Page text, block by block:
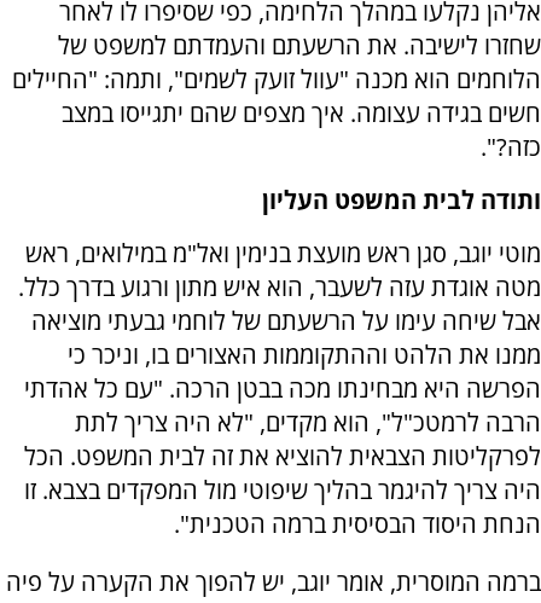
אליהן נקלעו במהלך הלחימה, כפי שסיפרו לו לאחר
שחזרו לישיבה. את הרשעתם והעמדתם למשפט של
הלוחמים הוא מכנה "עוול זועק לשמים", ותמה: "החיילים
חשים בגידה עצומה. איך מצפים שהם יתגייסו במצב
כזה?".
ותודה לבית המשפט העליון
מוטי יוגב, סגן ראש מועצת בנימין ואל"מ במילואים, ראש
מטה אוגדת עזה לשעבר, הוא איש מתון ורגוע בדרך כלל.
אבל שיחה עימו על הרשעתם של לוחמי גבעתי מוציאה
ממנו את הלהט וההתקוממות האצורים בו, וניכר כי
הפרשה היא מבחינתו מכה בבטן הרכה. "עם כל אהדתי
הרבה לרמטכ"ל", הוא מקדים, "לא היה צריך לתת
לפרקליטות הצבאית להוציא את זה לבית המשפט. הכל
היה צריך להיגמר בהליך שיפוטי מול המפקדים בצבא. זו
הנחת היסוד הבסיסית ברמה הטכנית".
ברמה המוסרית, אומר יוגב, יש להפוך את הקערה על פיה